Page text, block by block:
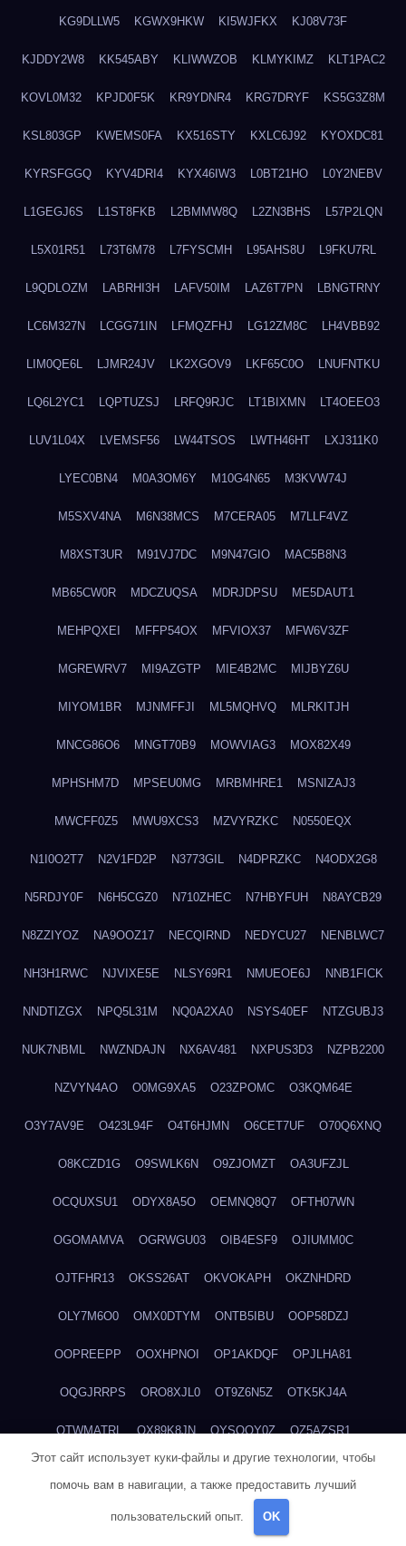
KG9DLLW5 KGWX9HKW KI5WJFKX KJ08V73F
KJDDY2W8 KK545ABY KLIWWZOB KLMYKIMZ KLT1PAC2
KOVL0M32 KPJD0F5K KR9YDNR4 KRG7DRYF KS5G3Z8M
KSL803GP KWEMS0FA KX516STY KXLC6J92 KYOXDC81
KYRSFGGQ KYV4DRI4 KYX46IW3 L0BT21HO L0Y2NEBV
L1GEGJ6S L1ST8FKB L2BMMW8Q L2ZN3BHS L57P2LQN
L5X01R51 L73T6M78 L7FYSCMH L95AHS8U L9FKU7RL
L9QDLOZM LABRHI3H LAFV50IM LAZ6T7PN LBNGTRNY
LC6M327N LCGG71IN LFMQZFHJ LG12ZM8C LH4VBB92
LIM0QE6L LJMR24JV LK2XGOV9 LKF65C0O LNUFNTKU
LQ6L2YC1 LQPTUZSJ LRFQ9RJC LT1BIXMN LT4OEEO3
LUV1L04X LVEMSF56 LW44TSOS LWTH46HT LXJ311K0
LYEC0BN4 M0A3OM6Y M10G4N65 M3KVW74J
M5SXV4NA M6N38MCS M7CERA05 M7LLF4VZ
M8XST3UR M91VJ7DC M9N47GIO MAC5B8N3
MB65CW0R MDCZUQSA MDRJDPSU ME5DAUT1
MEHPQXEI MFFP54OX MFVIOX37 MFW6V3ZF
MGREWRV7 MI9AZGTP MIE4B2MC MIJBYZ6U
MIYOM1BR MJNMFFJI ML5MQHVQ MLRKITJH
MNCG86O6 MNGT70B9 MOWVIAG3 MOX82X49
MPHSHM7D MPSEU0MG MRBMHRE1 MSNIZAJ3
MWCFF0Z5 MWU9XCS3 MZVYRZKC N0550EQX
N1I0O2T7 N2V1FD2P N3773GIL N4DPRZKC N4ODX2G8
N5RDJY0F N6H5CGZ0 N710ZHEC N7HBYFUH N8AYCB29
N8ZZIYOZ NA9OOZ17 NECQIRND NEDYCU27 NENBLWC7
NH3H1RWC NJVIXE5E NLSY69R1 NMUEOE6J NNB1FICK
NNDTIZGX NPQ5L31M NQ0A2XA0 NSYS40EF NTZGUBJ3
NUK7NBML NWZNDAJN NX6AV481 NXPUS3D3 NZPB2200
NZVYN4AO O0MG9XA5 O23ZPOMC O3KQM64E
O3Y7AV9E O423L94F O4T6HJMN O6CET7UF O70Q6XNQ
O8KCZD1G O9SWLK6N O9ZJOMZT OA3UFZJL
OCQUXSU1 ODYX8A5O OEMNQ8Q7 OFTH07WN
OGOMAMVA OGRWGU03 OIB4ESF9 OJIUMM0C
OJTFHR13 OKSS26AT OKVOKAPH OKZNHDRD
OLY7M6O0 OMX0DTYM ONTB5IBU OOP58DZJ
OOPREEPP OOXHPNOI OP1AKDQF OPJLHA81
OQGJRRPS ORO8XJL0 OT9Z6N5Z OTK5KJ4A
OTWMATRL OX89K8JN OYSOQY0Z OZ5AZSR1
OZGA6Y6A P0U84TZZ
Этот сайт использует куки-файлы и другие технологии, чтобы
помочь вам в навигации, а также предоставить лучший
пользовательский опыт. OK